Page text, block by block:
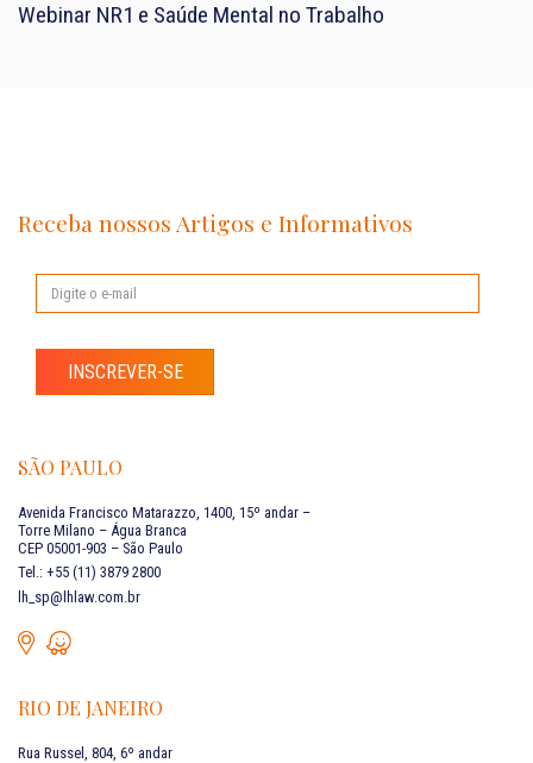
Webinar NR1 e Saúde Mental no Trabalho
Receba nossos Artigos e Informativos
INSCREVER-SE
SÃO PAULO
Avenida Francisco Matarazzo, 1400, 15º andar –
Torre Milano – Água Branca
CEP 05001-903 – São Paulo
Tel.: +55 (11) 3879 2800
lh_sp@lhlaw.com.br
RIO DE JANEIRO
Rua Russel, 804, 6º andar